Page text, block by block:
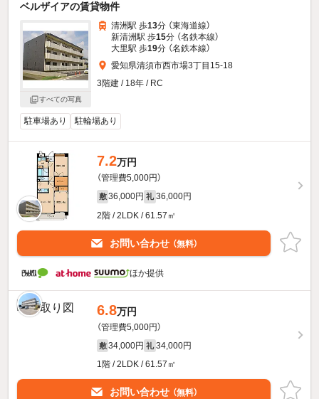
ベルザイアの賃貸物件
すべての写真
清洲駅 歩13分 （東海道線）
新清洲駅 歩15分 （名鉄本線）
大里駅 歩19分 （名鉄本線）
愛知県清須市西市場3丁目15-18
3階建 / 18年 / RC
駐車場あり 駐輪場あり
7.2万円
（管理費5,000円）
敷 36,000円 礼 36,000円
2階 / 2LDK / 61.57㎡
お問い合わせ （無料）
ほか提供
6.8万円
（管理費5,000円）
敷 34,000円 礼 34,000円
1階 / 2LDK / 61.57㎡
お問い合わせ （無料）